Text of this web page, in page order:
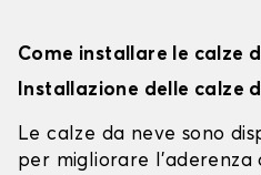
Come installare le calze
Installazione delle calze
Le calze da neve sono
per migliorare l'aderenza